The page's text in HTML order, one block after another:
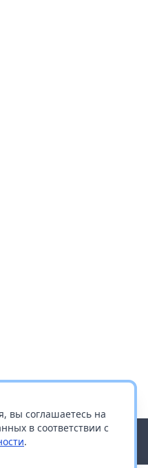
вы соглашаетесь на
в соответствии с
.